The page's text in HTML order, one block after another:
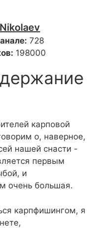
728
198000
карповой
о, наверное,
нашей снасти -
первым
и
очень большая.
карпфишингом, я